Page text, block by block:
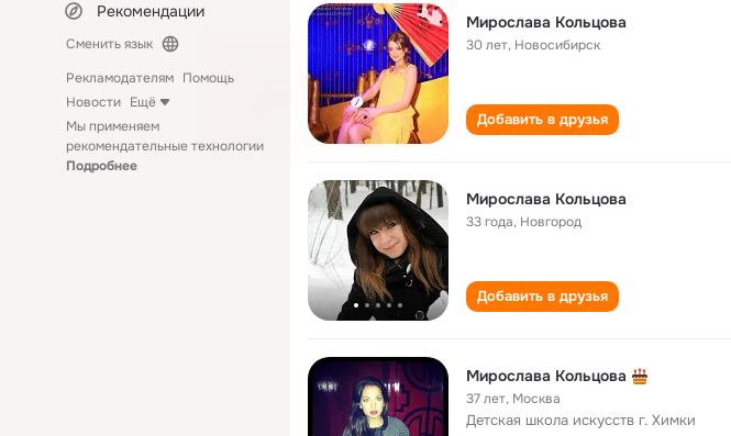
Рекомендации
Сменить язык
Рекламодателям Помощь
Новости Ещё
Мы применяем
рекомендательные технологии
Подробнее
Мирослава Кольцова
30 лет, Новосибирск
Добавить в друзья
Мирослава Кольцова
33 года, Новгород
Добавить в друзья
Мирослава Кольцова
37 лет, Москва
Детская школа искусств г. Химки